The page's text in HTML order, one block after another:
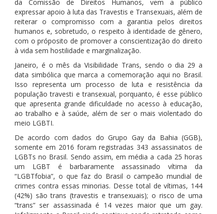
da Comissão de Direitos Humanos, vem a público
expressar apoio à luta das Travestis e Transexuais, além de
reiterar o compromisso com a garantia pelos direitos
humanos e, sobretudo, o respeito à identidade de gênero,
com o próposito de promover a conscientização do direito
à vida sem hostilidade e marginalização.
Janeiro, é o mês da Visibilidade Trans, sendo o dia 29 a
data simbólica que marca a comemoração aqui no Brasil.
Isso representa um processo de luta e resistência da
população travesti e transexual, porquanto, é esse público
que apresenta grande dificuldade no acesso à educação,
ao trabalho e à saúde, além de ser o mais violentado do
meio LGBTI.
De acordo com dados do Grupo Gay da Bahia (GGB),
somente em 2016 foram registradas 343 assassinatos de
LGBTs no Brasil. Sendo assim, em média a cada 25 horas
um LGBT é barbaramente assassinado vítima da
“LGBTfobia”, o que faz do Brasil o campeão mundial de
crimes contra essas minorias. Desse total de vítimas, 144
(42%) são trans (travestis e transexuais); o risco de uma
“trans” ser assassinada é 14 vezes maior que um gay.